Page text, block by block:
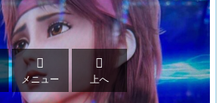

メニュー

上へ